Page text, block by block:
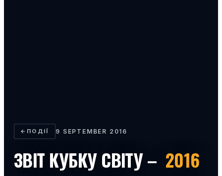
← ПОДІЇ 9 SEPTEMBER 2016
ЗВІТ КУБКУ СВІТУ – 2016